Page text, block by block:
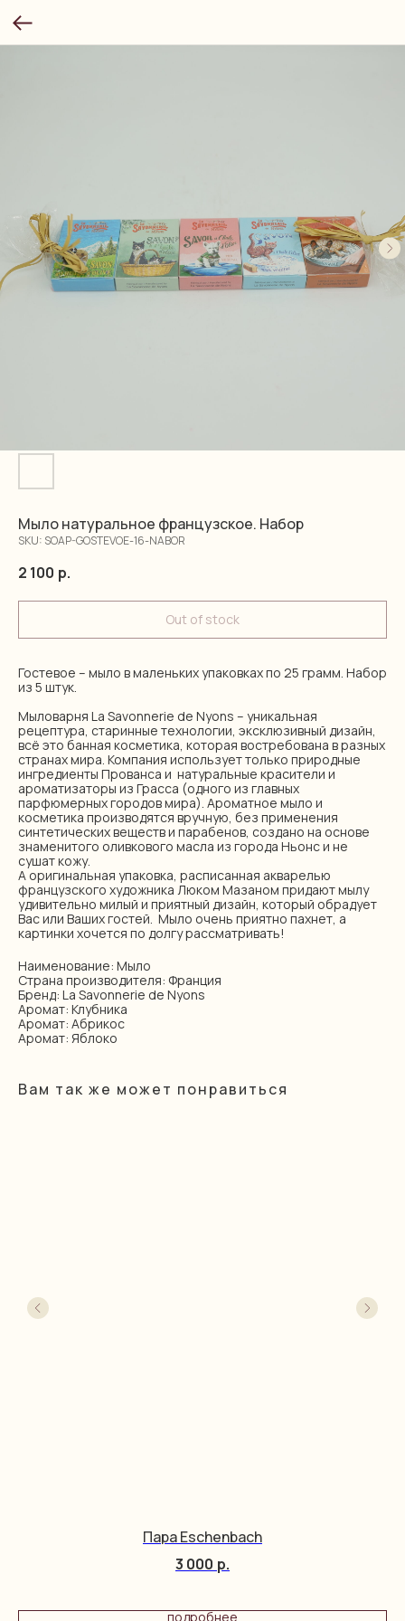
Мыло натуральное французское. Набор
SKU: SOAP-GOSTEVOE-16-NABOR
2 100 р.
Out of stock
Гостевое – мыло в маленьких упаковках по 25 грамм. Набор
из 5 штук.
Мыловарня La Savonnerie de Nyons – уникальная
рецептура, старинные технологии, эксклюзивный дизайн,
всё это банная косметика, которая востребована в разных
странах мира. Компания использует только природные
ингредиенты Прованса и натуральные красители и
ароматизаторы из Грасса (одного из главных
парфюмерных городов мира). Ароматное мыло и
косметика производятся вручную, без применения
синтетических веществ и парабенов, создано на основе
знаменитого оливкового масла из города Ньонс и не
сушат кожу.
А оригинальная упаковка, расписанная акварелью
французского художника Люком Мазаном придают мылу
удивительно милый и приятный дизайн, который обрадует
Вас или Ваших гостей. Мыло очень приятно пахнет, а
картинки хочется по долгу рассматривать!
Наименование: Мыло
Страна производителя: Франция
Бренд: La Savonnerie de Nyons
Аромат: Клубника
Аромат: Абрикос
Аромат: Яблоко
Вам так же может понравиться
Пара Eschenbach
3 000 р.
подробнее